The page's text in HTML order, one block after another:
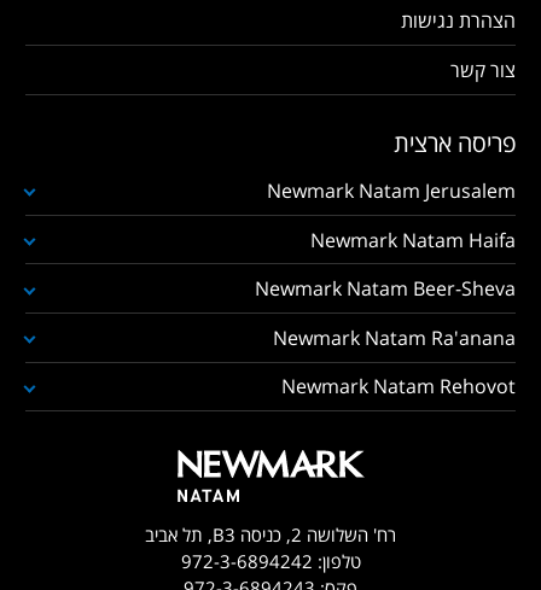
הצהרת נגישות
צור קשר
פריסה ארצית
Newmark Natam Jerusalem
Newmark Natam Haifa
Newmark Natam Beer-Sheva
Newmark Natam Ra'anana
Newmark Natam Rehovot
רח' השלושה 2, כניסה B3, תל אביב
טלפון: 972-3-6894242